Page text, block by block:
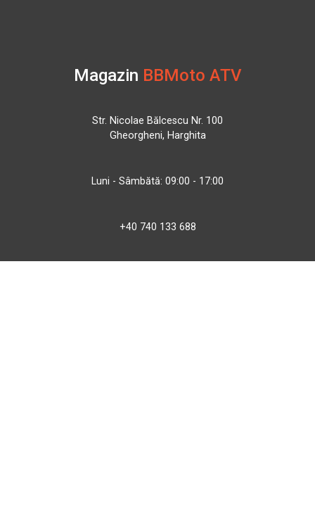
Magazin BBMoto ATV
Str. Nicolae Bălcescu Nr. 100
Gheorgheni, Harghita
Luni - Sâmbătă: 09:00 - 17:00
+40 740 133 688